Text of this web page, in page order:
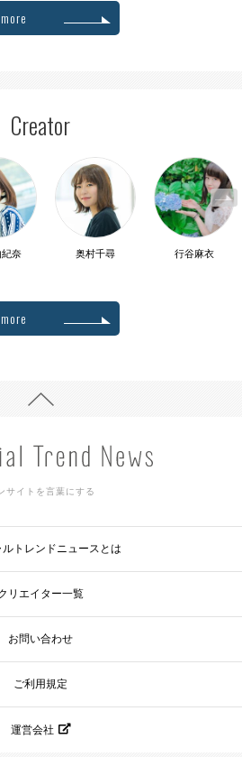
Creator
奈 奥村千尋 行谷麻衣
サイトを言葉にする
ルトレンドニュースとは
リエイター一覧
お問い合わせ
ご利用規定
運営会社